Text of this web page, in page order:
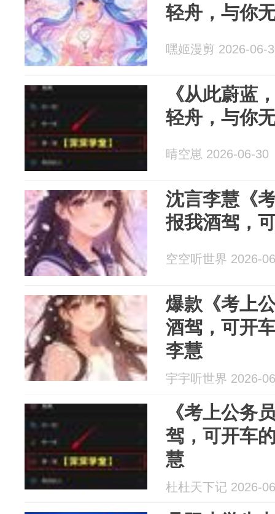
轻舟，与你
嘿姬漫剪 2026-06-
《从此蔚蓝
轻舟，与你
晴空崽 2026-06-30
沈言李慧《
报我酒驾，
空空听世界 2026-
爆款《考上
酒驾，可开
李慧
宇宇听世界 2026-
《考上公务
驾，可开车
慧
杜杜天下记 2026-